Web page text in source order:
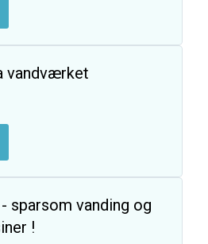
vandværket
sparsom vanding og
!